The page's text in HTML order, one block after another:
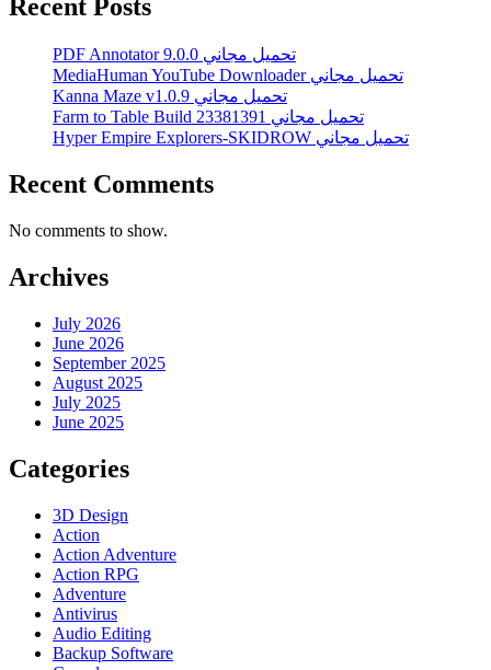
Recent Posts
PDF Annotator 9.0.0 تحميل مجاني
MediaHuman YouTube Downloader تحميل مجاني
Kanna Maze v1.0.9 تحميل مجاني
Farm to Table Build 23381391 تحميل مجاني
Hyper Empire Explorers-SKIDROW تحميل مجاني
Recent Comments
No comments to show.
Archives
July 2026
June 2026
September 2025
August 2025
July 2025
June 2025
Categories
3D Design
Action
Action Adventure
Action RPG
Adventure
Antivirus
Audio Editing
Backup Software